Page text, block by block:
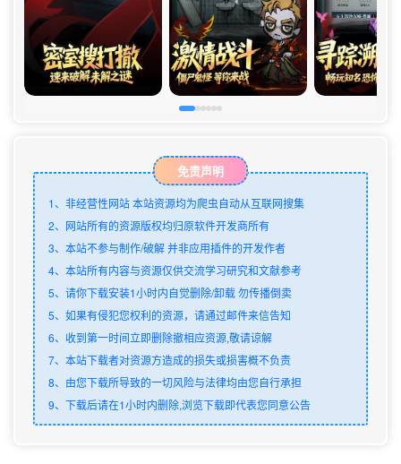
免责声明
1、非经营性网站 本站资源均为爬虫自动从互联网搜集
2、网站所有的资源版权均归原软件开发商所有
3、本站不参与制作/破解 并非应用插件的开发作者
4、本站所有内容与资源仅供交流学习研究和文献参考
5、请你下载安装1小时内自觉删除/卸载 勿传播倒卖
5、如果有侵犯您权利的资源，请通过邮件来信告知
6、收到第一时间立即删除撤相应资源,敬请谅解
7、本站下载者对资源方造成的损失或损害概不负责
8、由您下载所导致的一切风险与法律均由您自行承担
9、下载后请在1小时内删除,浏览下载即代表您同意公告